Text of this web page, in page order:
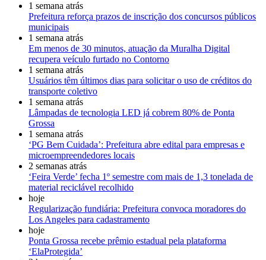
1 semana atrás
Prefeitura reforça prazos de inscrição dos concursos públicos
municipais
1 semana atrás
Em menos de 30 minutos, atuação da Muralha Digital
recupera veículo furtado no Contorno
1 semana atrás
Usuários têm últimos dias para solicitar o uso de créditos do
transporte coletivo
1 semana atrás
Lâmpadas de tecnologia LED já cobrem 80% de Ponta
Grossa
1 semana atrás
‘PG Bem Cuidada’: Prefeitura abre edital para empresas e
microempreendedores locais
2 semanas atrás
‘Feira Verde’ fecha 1º semestre com mais de 1,3 tonelada de
material reciclável recolhido
hoje
Regularização fundiária: Prefeitura convoca moradores do
Los Angeles para cadastramento
hoje
Ponta Grossa recebe prêmio estadual pela plataforma
‘ElaProtegida’